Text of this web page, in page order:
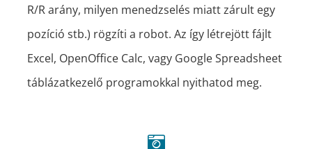
R/R arány, milyen menedzselés miatt zárult egy
pozíció stb.) rögzíti a robot. Az így létrejött fájlt
Excel, OpenOffice Calc, vagy Google Spreadsheet
táblázatkezelő programokkal nyithatod meg.